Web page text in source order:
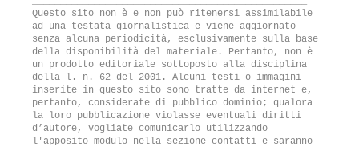
Questo sito non è e non può ritenersi assimilabile
ad una testata giornalistica e viene aggiornato
senza alcuna periodicità, esclusivamente sulla base
della disponibilità del materiale. Pertanto, non è
un prodotto editoriale sottoposto alla disciplina
della l. n. 62 del 2001. Alcuni testi o immagini
inserite in questo sito sono tratte da internet e,
pertanto, considerate di pubblico dominio; qualora
la loro pubblicazione violasse eventuali diritti
d’autore, vogliate comunicarlo utilizzando
l'apposito modulo nella sezione contatti e saranno